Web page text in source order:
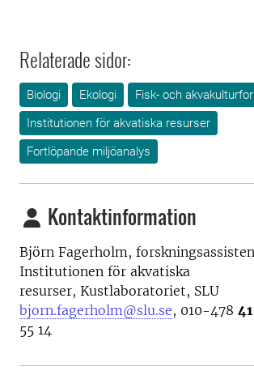
Relaterade sidor:
Biologi Ekologi
Fisk- och
Institutionen för akvatiska resurser
Fortlöpande miljöanalys
Kontaktinformation
Björn Fagerholm,
Institutionen för akvatiska
resurser, Kustlaboratoriet, SLU
bjorn.fagerholm@slu.se, 010-478
55 14